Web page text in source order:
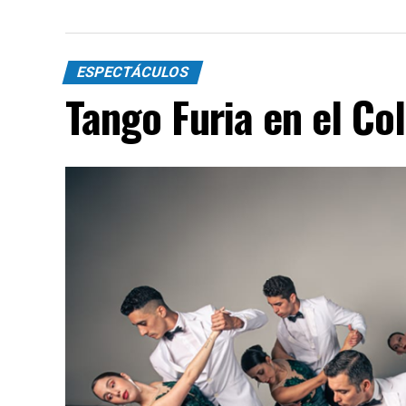
ESPECTÁCULOS
Tango Furia en el